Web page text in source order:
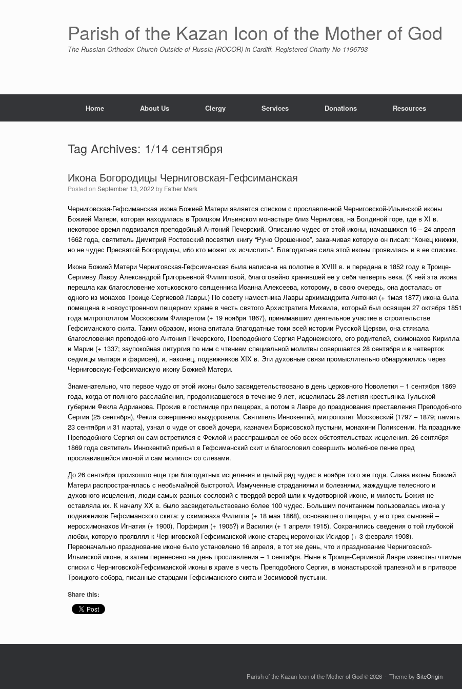
Parish of the Kazan Icon of the Mother of God
The Russian Orthodox Church Outside of Russia (ROCOR) in Cardiff. Registered Charity No 1196793
Home About Us Clergy Services Donations Resources
Tag Archives: 1/14 сентября
Икона Богородицы Черниговская-Гефсиманская
Posted on September 13, 2022 by Father Mark
Черниговская-Гефсиманская икона Божией Матери является списком с прославленной Черниговской-Ильинской иконы
Божией Матери, которая находилась в Троицком Ильинском монастыре близ Чернигова, на Болдиной горе, где в XI в.
некоторое время подвизался преподобный Антоний Печерский. Описанию чудес от этой иконы, начавшихся 16 – 24 апреля
1662 года, святитель Димитрий Ростовский посвятил книгу “Руно Орошенное”, заканчивая которую он писал: “Конец книжки,
но не чудес Пресвятой Богородицы, ибо кто может их исчислить”. Благодатная сила этой иконы проявилась и в ее списках.
Икона Божией Матери Черниговская-Гефсиманская была написана на полотне в XVIII в. и передана в 1852 году в Троице-
Сергиеву Лавру Александрой Григорьевной Филипповой, благоговейно хранившей ее у себя четверть века. (К ней эта икона
перешла как благословение хотьковского священника Иоанна Алексеева, которому, в свою очередь, она досталась от
одного из монахов Троице-Сергиевой Лавры.) По совету наместника Лавры архимандрита Антония (+ 1мая 1877) икона была
помещена в новоустроенном пещерном храме в честь святого Архистратига Михаила, который был освящен 27 октября 1851
года митрополитом Московским Филаретом (+ 19 ноября 1867), принимавшим деятельное участие в строительстве
Гефсиманского скита. Таким образом, икона впитала благодатные токи всей истории Русской Церкви, она стяжала
благословения преподобного Антония Печерского, Преподобного Сергия Радонежского, его родителей, схимонахов Кирилла
и Марии (+ 1337; заупокойная литургия по ним с чтением специальной молитвы совершается 28 сентября и в четверток
седмицы мытаря и фарисея), и, наконец, подвижников XIX в. Эти духовные связи промыслительно обнаружились через
Черниговскую-Гефсиманскую икону Божией Матери.
Знаменательно, что первое чудо от этой иконы было засвидетельствовано в день церковного Новолетия – 1 сентября 1869
года, когда от полного расслабления, продолжавшегося в течение 9 лет, исцелилась 28-летняя крестьянка Тульской
губернии Фекла Адрианова. Прожив в гостинице при пещерах, а потом в Лавре до празднования преставления Преподобного
Сергия (25 сентября), Фекла совершенно выздоровела. Святитель Иннокентий, митрополит Московский (1797 – 1879; память
23 сентября и 31 марта), узнал о чуде от своей дочери, казначеи Борисовской пустыни, монахини Поликсении. На празднике
Преподобного Сергия он сам встретился с Феклой и расспрашивал ее обо всех обстоятельствах исцеления. 26 сентября
1869 года святитель Иннокентий прибыл в Гефсиманский скит и благословил совершить молебное пение пред
прославившейся иконой и сам молился со слезами.
До 26 сентября произошло еще три благодатных исцеления и целый ряд чудес в ноябре того же года. Слава иконы Божией
Матери распространялась с необычайной быстротой. Измученные страданиями и болезнями, жаждущие телесного и
духовного исцеления, люди самых разных сословий с твердой верой шли к чудотворной иконе, и милость Божия не
оставляла их. К началу XX в. было засвидетельствовано более 100 чудес. Большим почитанием пользовалась икона у
подвижников Гефсиманского скита: у схимонаха Филиппа (+ 18 мая 1868), основавшего пещеры, у его трех сыновей –
иеросхимонахов Игнатия (+ 1900), Порфирия (+ 1905?) и Василия (+ 1 апреля 1915). Сохранились сведения о той глубокой
любви, которую проявлял к Черниговской-Гефсиманской иконе старец иеромонах Исидор (+ 3 февраля 1908).
Первоначально празднование иконе было установлено 16 апреля, в тот же день, что и празднование Черниговской-
Ильинской иконе, а затем перенесено на день прославления – 1 сентября. Ныне в Троице-Сергиевой Лавре известны чтимые
списки с Черниговской-Гефсиманской иконы в храме в честь Преподобного Сергия, в монастырской трапезной и в притворе
Троицкого собора, писанные старцами Гефсиманского скита и Зосимовой пустыни.
Share this:
Parish of the Kazan Icon of the Mother of God © 2026 Theme bySiteOrigin